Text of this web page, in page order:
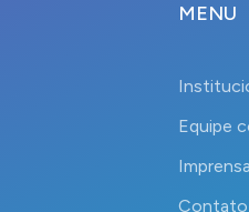
MENU
Equipe
Imprensa
Contato